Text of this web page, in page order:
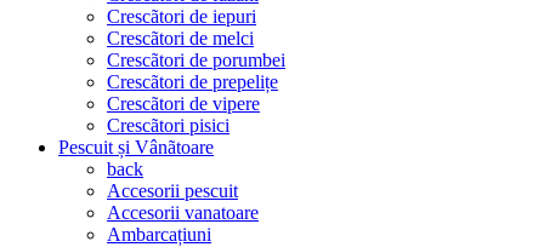
Crescãtori de iepuri
Crescãtori de melci
Crescãtori de porumbei
Crescãtori de prepelițe
Crescãtori de vipere
Crescãtori pisici
Pescuit și Vânãtoare
back
Accesorii pescuit
Accesorii vanatoare
Ambarcațiuni